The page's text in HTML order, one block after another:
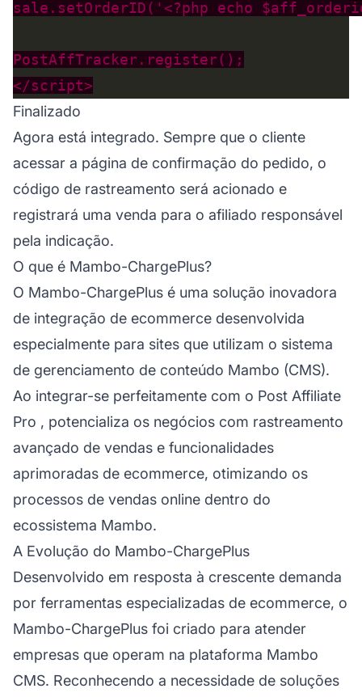
Finalizado
Agora está integrado. Sempre que o cliente
acessar a página de confirmação do pedido, o
código de rastreamento será acionado e
registrará uma venda para o afiliado responsável
pela indicação.
O que é Mambo-ChargePlus?
O Mambo-ChargePlus é uma solução inovadora
de integração de ecommerce desenvolvida
especialmente para sites que utilizam o sistema
de gerenciamento de conteúdo Mambo (CMS).
Ao integrar-se perfeitamente com o Post Affiliate
Pro , potencializa os negócios com rastreamento
avançado de vendas e funcionalidades
aprimoradas de ecommerce, otimizando os
processos de vendas online dentro do
ecossistema Mambo.
A Evolução do Mambo-ChargePlus
Desenvolvido em resposta à crescente demanda
por ferramentas especializadas de ecommerce, o
Mambo-ChargePlus foi criado para atender
empresas que operam na plataforma Mambo
CMS. Reconhecendo a necessidade de soluções